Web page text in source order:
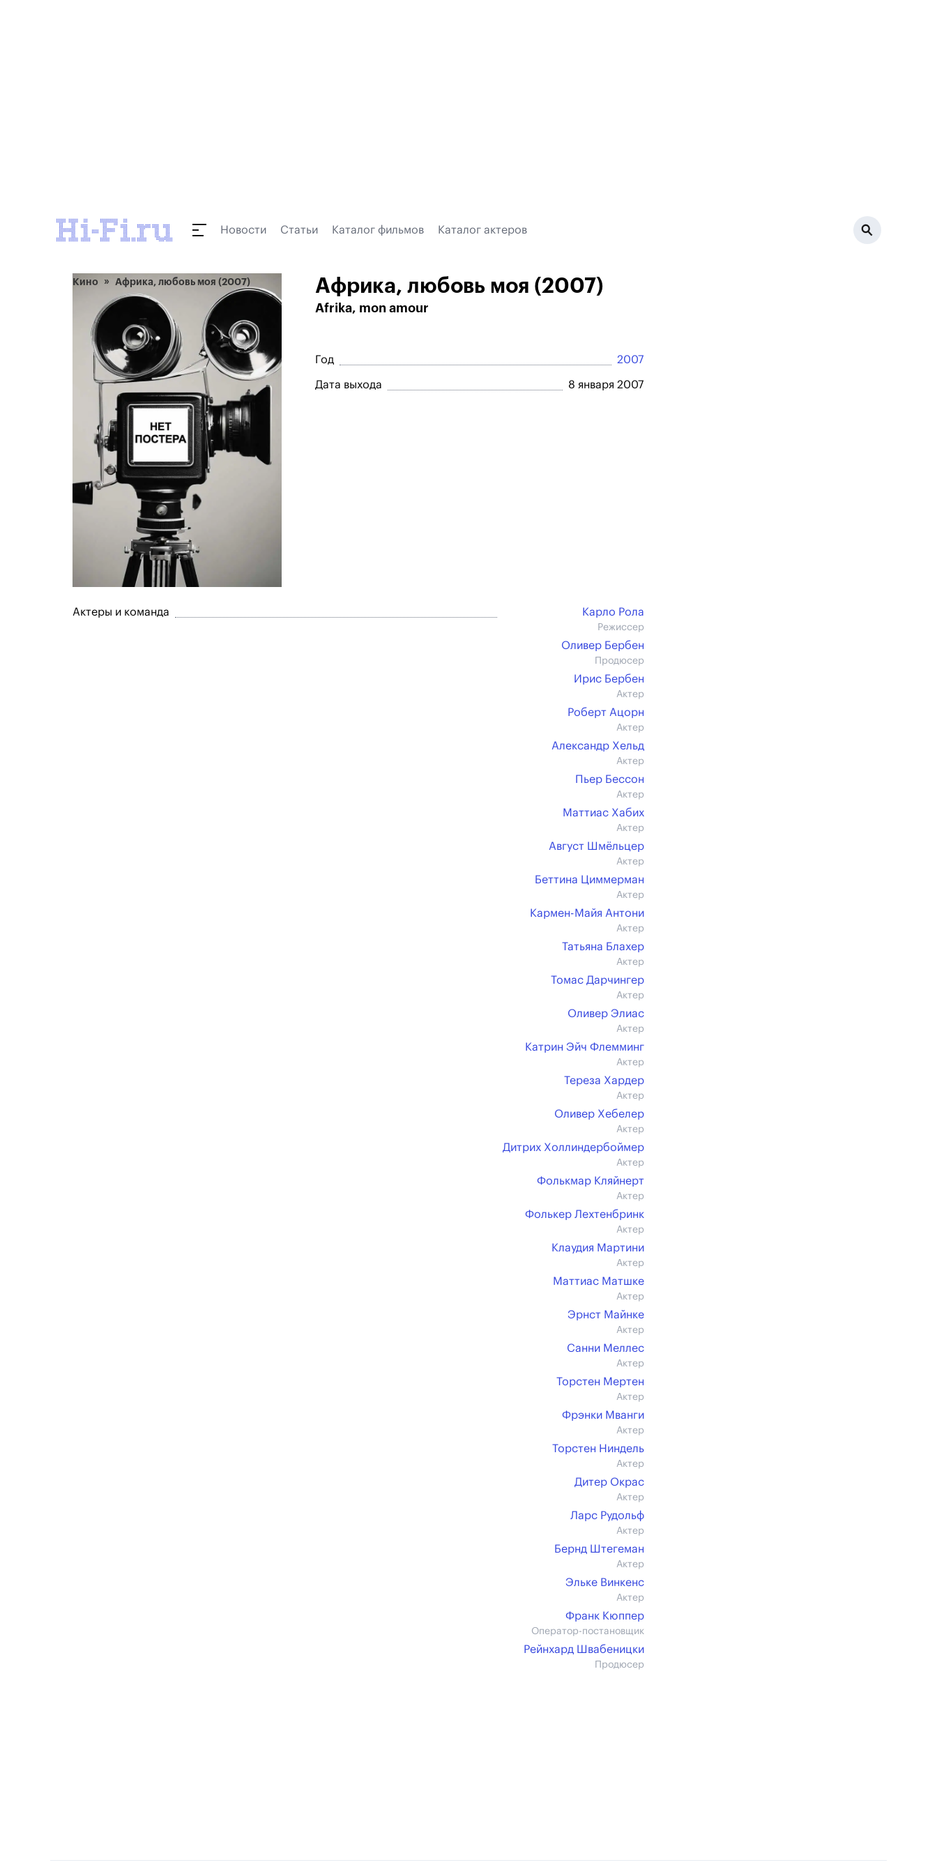
Новости Статьи Каталог фильмов Каталог актеров
Кино Африка, любовь моя (2007) Африка, любовь моя (2007)
Afrika, mon amour
Год 2007
Дата выхода 8 января 2007
Актеры и команда Карло Рола
Режиссер
Оливер Бербен
Продюсер
Ирис Бербен
Актер
Роберт Ацорн
Актер
Александр Хельд
Актер
Пьер Бессон
Актер
Маттиас Хабих
Актер
Август Шмёльцер
Актер
Беттина Циммерман
Актер
Кармен-Майя Антони
Актер
Татьяна Блахер
Актер
Томас Дарчингер
Актер
Оливер Элиас
Актер
Катрин Эйч Флемминг
Актер
Тереза Хардер
Актер
Оливер Хебелер
Актер
Дитрих Холлиндербоймер
Актер
Фолькмар Кляйнерт
Актер
Фолькер Лехтенбринк
Актер
Клаудия Мартини
Актер
Маттиас Матшке
Актер
Эрнст Майнке
Актер
Санни Меллес
Актер
Торстен Мертен
Актер
Фрэнки Мванги
Актер
Торстен Ниндель
Актер
Дитер Окрас
Актер
Ларс Рудольф
Актер
Бернд Штегеман
Актер
Эльке Винкенс
Актер
Франк Кюппер
Оператор-постановщик
Рейнхард Швабеницки
Продюсер